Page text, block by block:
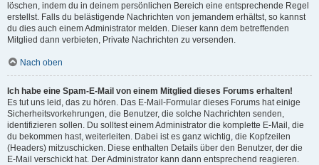
löschen, indem du in deinem persönlichen Bereich eine entsprechende Regel
erstellst. Falls du belästigende Nachrichten von jemandem erhältst, so kannst
du dies auch einem Administrator melden. Dieser kann dem betreffenden
Mitglied dann verbieten, Private Nachrichten zu versenden.
Nach oben
Ich habe eine Spam-E-Mail von einem Mitglied dieses Forums erhalten!
Es tut uns leid, das zu hören. Das E-Mail-Formular dieses Forums hat einige
Sicherheitsvorkehrungen, die Benutzer, die solche Nachrichten senden,
identifizieren sollen. Du solltest einem Administrator die komplette E-Mail, die
du bekommen hast, weiterleiten. Dabei ist es ganz wichtig, die Kopfzeilen
(Headers) mitzuschicken. Diese enthalten Details über den Benutzer, der die
E-Mail verschickt hat. Der Administrator kann dann entsprechend reagieren.